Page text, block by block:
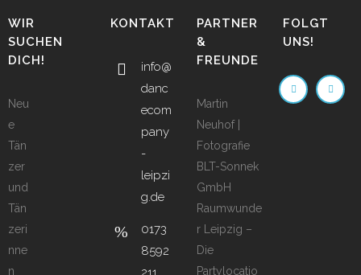
WIR
SUCHEN
DICH!
Neu
e
Tän
zer
und
Tän
zeri
nne
n
KONTAKT
info@
danc
ecom
pany
-
leipzi
g.de
0173
8592
PARTNER
&
FREUNDE
Martin
Neuhof |
Fotografie
BLT-Sonnek
GmbH
Raumwunde
r Leipzig –
Die
Partylocatio
FOLGT
UNS!